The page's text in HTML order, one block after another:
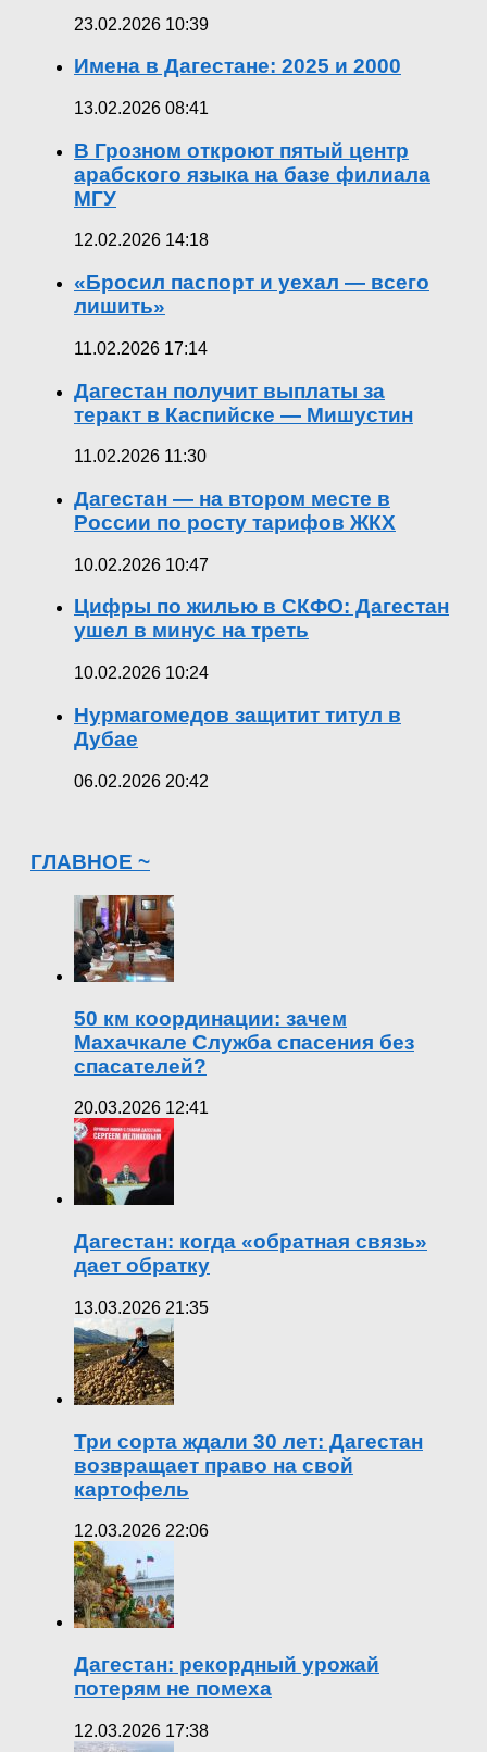
23.02.2026 10:39
Имена в Дагестане: 2025 и 2000
13.02.2026 08:41
В Грозном откроют пятый центр
арабского языка на базе филиала
МГУ
12.02.2026 14:18
«Бросил паспорт и уехал — всего
лишить»
11.02.2026 17:14
Дагестан получит выплаты за
теракт в Каспийске — Мишустин
11.02.2026 11:30
Дагестан — на втором месте в
России по росту тарифов ЖКХ
10.02.2026 10:47
Цифры по жилью в СКФО: Дагестан
ушел в минус на треть
10.02.2026 10:24
Нурмагомедов защитит титул в
Дубае
06.02.2026 20:42
ГЛАВНОЕ ~
50 км координации: зачем
Махачкале Служба спасения без
спасателей?
20.03.2026 12:41
Дагестан: когда «обратная связь»
дает обратку
13.03.2026 21:35
Три сорта ждали 30 лет: Дагестан
возвращает право на свой
картофель
12.03.2026 22:06
Дагестан: рекордный урожай
потерям не помеха
12.03.2026 17:38